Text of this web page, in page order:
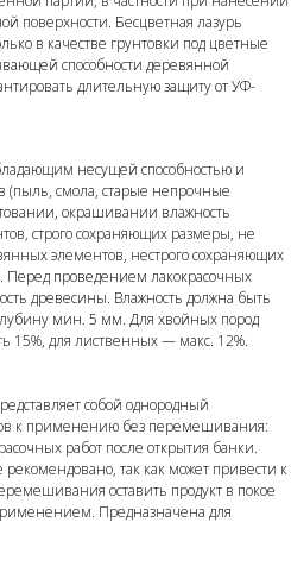
поверхности. Бесцветная лазурь
в качестве грунтовки под цветные
способности деревянной
длительную защиту от УФ-
несущей способностью и
(пыль, смола, старые непрочные
окрашивании влажность
строго сохраняющих размеры, не
элементов, нестрого сохраняющих
проведением лакокрасочных
древесины. Влажность должна быть
мин. 5 мм. Для хвойных пород
15%, для лиственных — макс. 12%.
собой однородный
к применению без перемешивания:
работ после открытия банки.
так как может привести к
оставить продукт в покое
Предназначена для